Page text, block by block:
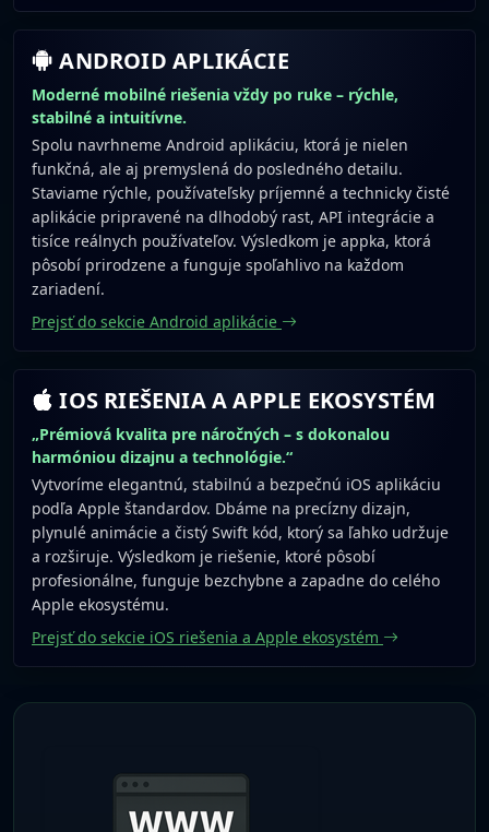
reálnom čase.
ANDROID APLIKÁCIE
Moderné mobilné riešenia vždy po ruke – rýchle,
stabilné a intuitívne.
Spolu navrhneme Android aplikáciu, ktorá je nielen
funkčná, ale aj premyslená do posledného detailu.
Staviame rýchle, používateľsky príjemné a technicky čisté
aplikácie pripravené na dlhodobý rast, API integrácie a
tisíce reálnych používateľov. Výsledkom je appka, ktorá
pôsobí prirodzene a funguje spoľahlivo na každom
zariadení.
Prejsť do sekcie Android aplikácie
IOS RIEŠENIA A APPLE EKOSYSTÉM
„Prémiová kvalita pre náročných – s dokonalou
harmóniou dizajnu a technológie.“
Vytvoríme elegantnú, stabilnú a bezpečnú iOS aplikáciu
podľa Apple štandardov. Dbáme na precízny dizajn,
plynulé animácie a čistý Swift kód, ktorý sa ľahko udržuje
a rozširuje. Výsledkom je riešenie, ktoré pôsobí
profesionálne, funguje bezchybne a zapadne do celého
Apple ekosystému.
Prejsť do sekcie iOS riešenia a Apple ekosystém